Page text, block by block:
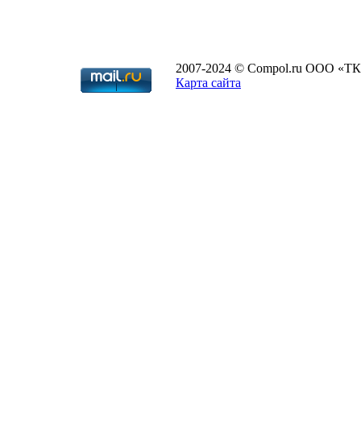
2007-2024 © Compol.ru ООО «ТК
Карта сайта